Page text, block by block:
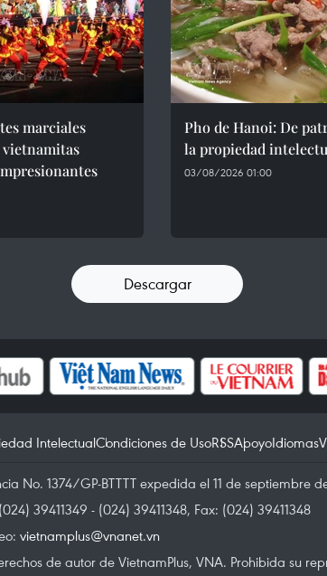
marciales
Pho de Hanoi: De
la propiedad
03/08/2026 01:00
Descargar
IntelectualCondiciones de UsoRSSApoyoIdiomas
No. 1374/GP-BTTTT expedida el 11 de
39411349 - (024) 39411348, Fax: (024) 39411348
vietnamplus@vnanet.vn
de autor de VietnamPlus, VNA. Prohibida su